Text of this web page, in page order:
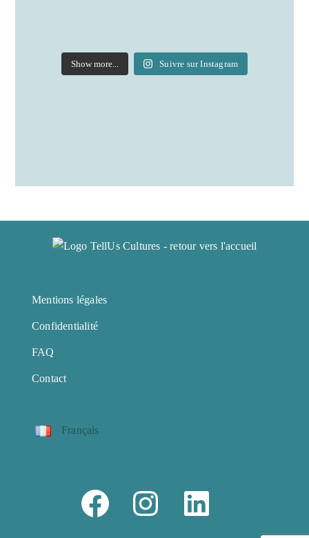
Show more... Suivre sur Instagram
Mentions légales
Confidentialité
FAQ
Contact
Français